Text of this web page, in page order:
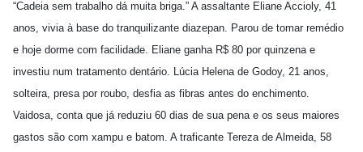
“Cadeia sem trabalho dá muita briga.” A assaltante Eliane Accioly, 41
anos, vivia à base do tranquilizante diazepan. Parou de tomar remédio
e hoje dorme com facilidade. Eliane ganha R$ 80 por quinzena e
investiu num tratamento dentário. Lúcia Helena de Godoy, 21 anos,
solteira, presa por roubo, desfia as fibras antes do enchimento.
Vaidosa, conta que já reduziu 60 dias de sua pena e os seus maiores
gastos são com xampu e batom. A traficante Tereza de Almeida, 58